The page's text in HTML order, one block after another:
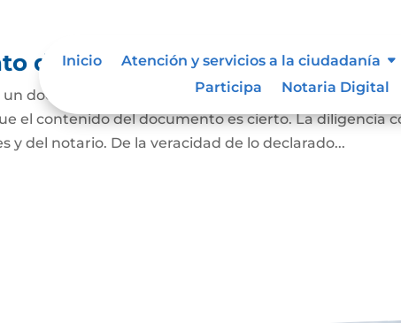
Inicio Atención y servicios a la ciudadanía
Participa
Notaria Digital
de firma y contenido
documento privado podrán acudir ante el notario
el contenido del documento es cierto. La diligencia
y del notario. De la veracidad de lo declarado...